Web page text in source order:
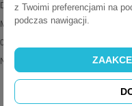
Delitech Jasek Spółka Jawna
Myśliborska 85A/8
03-185 Warszawa
NIP: 113-291-95-80
z Twoimi preferencjami na
podczas nawigacji.